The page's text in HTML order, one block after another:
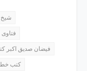
فیضان صدیق اکبر
کتب